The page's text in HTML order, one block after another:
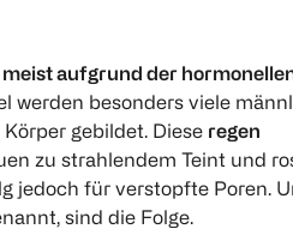
aufgrund der
werden besonders viele
gebildet. Diese regen
zu strahlendem Teint und
jedoch für verstopfte Poren.
sind die Folge.